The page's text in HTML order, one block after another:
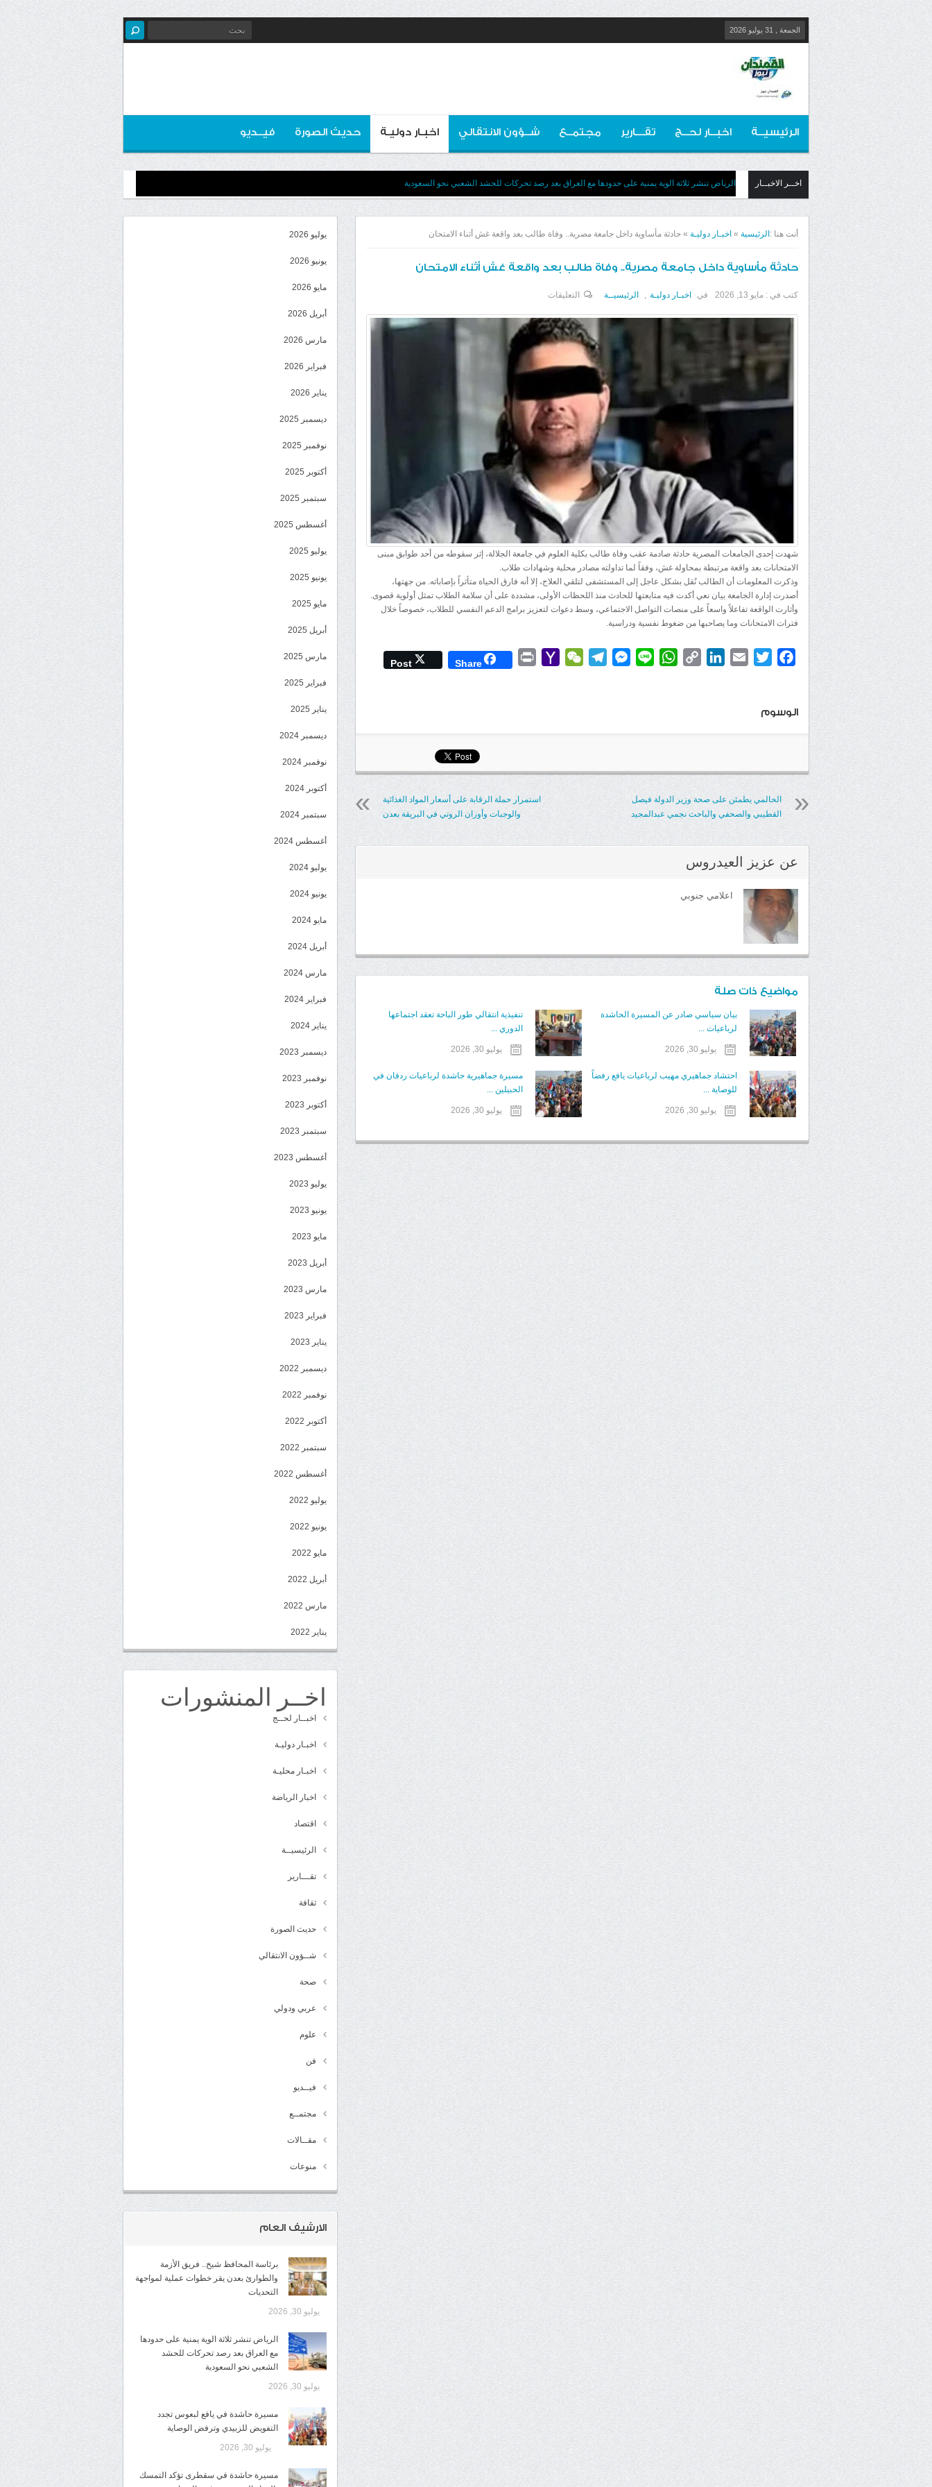
الجمعة , 31 يوليو 2026
الرئيسيــة اخبــار لحــج تقـــارير مجتمــع شــؤون الانتقالي اخبـار دوليـة حديث الصورة فيــديو
اخــر الاخبــار الرياض تنشر ثلاثة الوية يمنية على حدودها مع العراق بعد رصد تحركات للحشد الشعبي نحو السعودية
أنت هنا : الرئيسية » اخبـار دوليـة » حادثة مأساوية داخل جامعة مصرية.. وفاة طالب بعد واقعة غش أثناء الامتحان
حادثة مأساوية داخل جامعة مصرية.. وفاة طالب بعد واقعة غش أثناء الامتحان
كتب في : مايو 13, 2026 في اخبـار دوليـة , الرئيسيــة التعليقات
مأساوية
داخل
جامعة
وفاة
طالب
بعد
واقعة
غش
أثناء
الامتحان
مغلقة
شهدت إحدى الجامعات المصرية حادثة صادمة عقب وفاة طالب بكلية العلوم في جامعة الجلالة، إثر سقوطه من أحد طوابق مبنى
الامتحانات بعد واقعة مرتبطة بمحاولة غش، وفقاً لما تداولته مصادر محلية وشهادات طلاب.
وذكرت المعلومات أن الطالب نُقل بشكل عاجل إلى المستشفى لتلقي العلاج، إلا أنه فارق الحياة متأثراً بإصاباته. من جهتها،
أصدرت إدارة الجامعة بيان نعي أكدت فيه متابعتها للحادث منذ اللحظات الأولى، مشددة على أن سلامة الطلاب تمثل أولوية قصوى.
وأثارت الواقعة تفاعلاً واسعاً على منصات التواصل الاجتماعي، وسط دعوات لتعزيز برامج الدعم النفسي للطلاب، خصوصاً خلال
فترات الامتحانات وما يصاحبها من ضغوط نفسية ودراسية.
Facebook
Twitter
Email
LinkedIn
Copy
WhatsApp
Line
Messenger
Telegram
WeChat
Yahoo
Print
Share
Post
الوسوم
استمرار حملة الرقابة على أسعار المواد الغذائية
والوجبات وأوزان الروتي في البريقة بعدن
الحالمي يطمئن على صحة وزير الدولة فيصل
القطيبي والصحفي والباحث نجمي عبدالمجيد
عن عزيز العيدروس
اعلامي جنوبي
مواضيع ذات صلة
بيان سياسي صادر عن المسيرة الحاشدة
لرباعيات ...
يوليو 30, 2026
تنفيذية انتقالي طور الباحة تعقد اجتماعها
الدوري ...
يوليو 30, 2026
احتشاد جماهيري مهيب لرباعيات يافع رفضاً
للوصاية ...
يوليو 30, 2026
مسيرة جماهيرية حاشدة لرباعيات ردفان في
الحبيلين ...
يوليو 30, 2026
يوليو 2026
يونيو 2026
مايو 2026
أبريل 2026
مارس 2026
فبراير 2026
يناير 2026
ديسمبر 2025
نوفمبر 2025
أكتوبر 2025
سبتمبر 2025
أغسطس 2025
يوليو 2025
يونيو 2025
مايو 2025
أبريل 2025
مارس 2025
فبراير 2025
يناير 2025
ديسمبر 2024
نوفمبر 2024
أكتوبر 2024
سبتمبر 2024
أغسطس 2024
يوليو 2024
يونيو 2024
مايو 2024
أبريل 2024
مارس 2024
فبراير 2024
يناير 2024
ديسمبر 2023
نوفمبر 2023
أكتوبر 2023
سبتمبر 2023
أغسطس 2023
يوليو 2023
يونيو 2023
مايو 2023
أبريل 2023
مارس 2023
فبراير 2023
يناير 2023
ديسمبر 2022
نوفمبر 2022
أكتوبر 2022
سبتمبر 2022
أغسطس 2022
يوليو 2022
يونيو 2022
مايو 2022
أبريل 2022
مارس 2022
يناير 2022
اخــر المنشورات
اخبــار لحــج
اخبـار دوليـة
اخبـار محليـة
اخبار الرياضة
اقتصاد
الرئيسيــة
تقـــارير
ثقافة
حديث الصورة
شــؤون الانتقالي
صحة
عربي ودولي
علوم
فن
فيــديو
مجتمــع
مقــالات
منوعات
الارشيف العام
برئاسة المحافظ شيخ.. فريق الأزمة
والطوارئ بعدن يقر خطوات عملية لمواجهة
التحديات
يوليو 30, 2026
الرياض تنشر ثلاثة الوية يمنية على حدودها
مع العراق بعد رصد تحركات للحشد
الشعبي نحو السعودية
يوليو 30, 2026
مسيرة حاشدة في يافع لبعوس تجدد
التفويض للزبيدي وترفض الوصاية
يوليو 30, 2026
مسيرة حاشدة في سقطرى تؤكد التمسك